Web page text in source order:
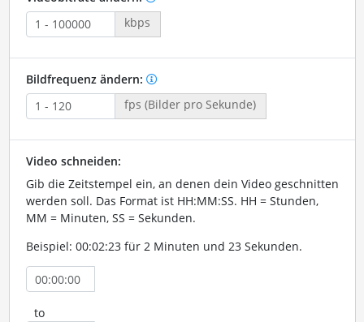
kbps
Bildfrequenz ändern:
fps (Bilder pro Sekunde)
Video schneiden:
Gib die Zeitstempel ein, an denen dein Video geschnitten
werden soll. Das Format ist HH:MM:SS. HH = Stunden,
MM = Minuten, SS = Sekunden.
Beispiel: 00:02:23 für 2 Minuten und 23 Sekunden.
to